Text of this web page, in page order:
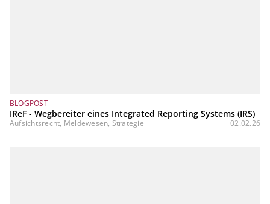
BLOGPOST
IReF - Wegbereiter eines Integrated Reporting Systems (IRS)
Aufsichtsrecht, Meldewesen, Strategie 02.02.26